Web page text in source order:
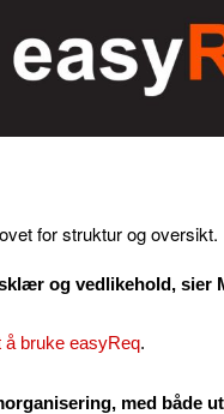
for struktur og oversikt.
og vedlikehold, sier
å bruke easyReq.
med både